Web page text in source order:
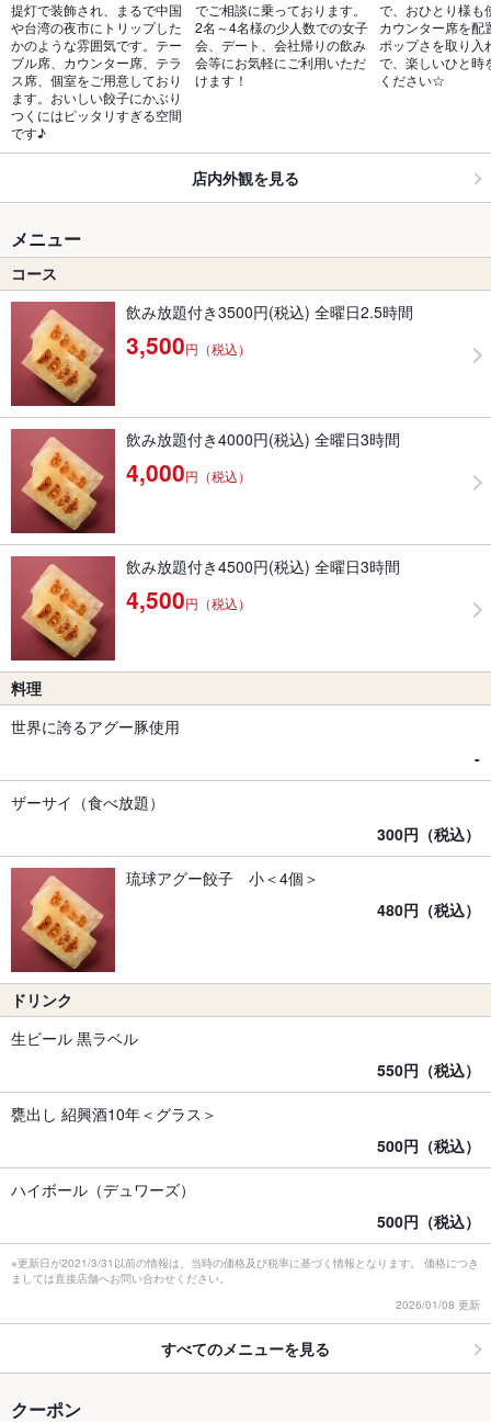
提灯で装飾され、まるで中国
や台湾の夜市にトリップした
かのような雰囲気です。テー
ブル席、カウンター席、テラ
ス席、個室をご用意しており
ます。おいしい餃子にかぶり
つくにはピッタリすぎる空間
です♪
でご相談に乗っております。
2名～4名様の少人数での女子
会、デート、会社帰りの飲み
会等にお気軽にご利用いただ
けます！
で、おひとり様も
カウンター席を配
ポップさを取り入
で、楽しいひと時
ください☆
店内外観を見る
メニュー
コース
飲み放題付き3500円(税込) 全曜日2.5時間
3,500円（税込）
飲み放題付き4000円(税込) 全曜日3時間
4,000円（税込）
飲み放題付き4500円(税込) 全曜日3時間
4,500円（税込）
料理
世界に誇るアグー豚使用
-
ザーサイ（食べ放題）
300円（税込）
琉球アグー餃子 小＜4個＞
480円（税込）
ドリンク
生ビール 黒ラベル
550円（税込）
甕出し 紹興酒10年＜グラス＞
500円（税込）
ハイボール（デュワーズ）
500円（税込）
※更新日が2021/3/31以前の情報は、当時の価格及び税率に基づく情報となります。 価格につき
ましては直接店舗へお問い合わせください。
2026/01/08 更新
すべてのメニューを見る
クーポン